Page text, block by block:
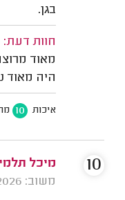
בגן.
חוות דעת:
מאוד
היה מאוד
איכות 10
מיכל
משוב: 04/06/2026
10